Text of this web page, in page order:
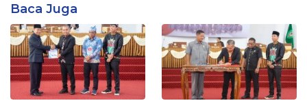
Baca Juga